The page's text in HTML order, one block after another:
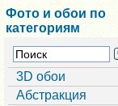
Фото и обои по
категориям
3D обои
Абстракция